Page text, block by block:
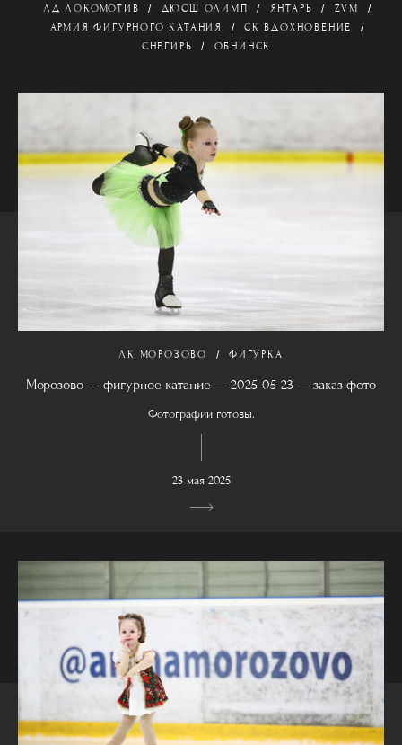
ЛД ЛОКОМОТИВ
ДЮСШ ОЛИМП ЯНТАРЬ
ZVM
АРМИЯ ФИГУРНОГО КАТАНИЯ
СК ВДОХНОВЕНИЕ
СНЕГИРЬ
ОБНИНСК
ЛК МОРОЗОВО ФИГУРКА
Морозово — фигурное катание — 2025-05-23 — заказ фото
Фотографии готовы.
23 мая 2025